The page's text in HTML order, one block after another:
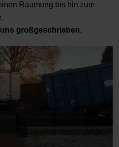
Räumung bis hin zum
großgeschrieben.